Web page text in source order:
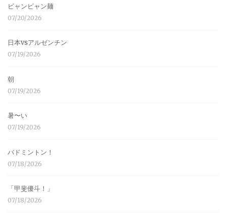
ビャンビャン麺
07/20/2026
日本vsアルゼンチン
07/19/2026
朝
07/19/2026
暑〜い
07/19/2026
バドミントン！
07/18/2026
「甲斐優斗！」
07/18/2026